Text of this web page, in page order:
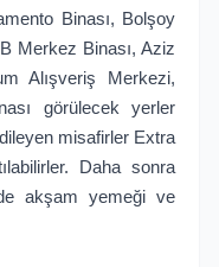
Binası, Bolşoy
Merkez Binası, Aziz
Alışveriş Merkezi,
görülecek yerler
misafirler Extra
Daha sonra
akşam yemeği ve